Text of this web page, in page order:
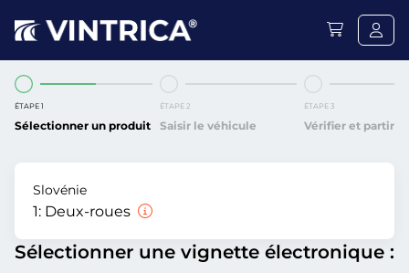
ÉTAPE 1
Sélectionner un produit
ÉTAPE 2
Saisir le véhicule
ÉTAPE 3
Vérifier et partir
Slovénie
1: Deux-roues
Sélectionner une vignette électronique :